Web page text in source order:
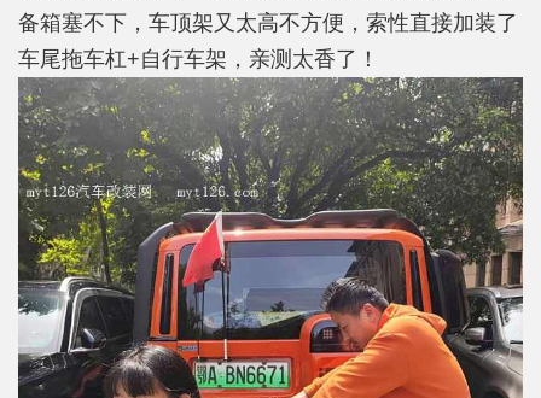
备箱塞不下，车顶架又太高不方便，索性直接加装了
车尾拖车杠+自行车架，亲测太香了！